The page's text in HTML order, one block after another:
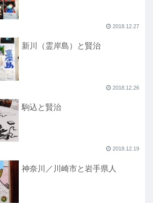
2018.12.27
新川（霊岸島）と賢治
2018.12.26
駒込と賢治
2018.12.19
神奈川／川崎市と岩手県人